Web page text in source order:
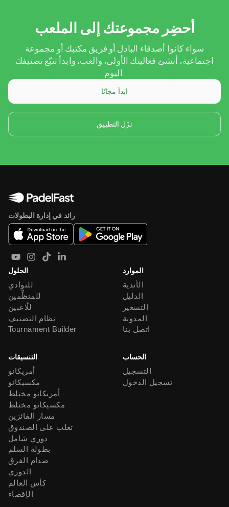
أحضِر مجموعتك إلى الملعب
سواء كانوا أصدقاء البادل أو فريق مكتبك أو مجموعة
اجتماعية، أنشئ فعاليتك الأولى، والعب، وابدأ تتبّع تصنيفك
اليوم.
ابدأ مجانًا
نزّل التطبيق
رائد في إدارة البطولات
الحلول
للنوادي
للمنظِّمين
للّاعبين
نظام التصنيف
Tournament Builder
الموارد
الأندية
الدليل
التسعير
المدونة
اتصل بنا
التنسيقات
أمريكانو
مكسيكانو
أمريكانو مختلط
مكسيكانو مختلط
مسار الفائزين
تغلب على الصندوق
دوري شامل
بطولة السلم
صدام الفرق
الدوري
كأس العالم
الإقصاء
الحساب
التسجيل
تسجيل الدخول